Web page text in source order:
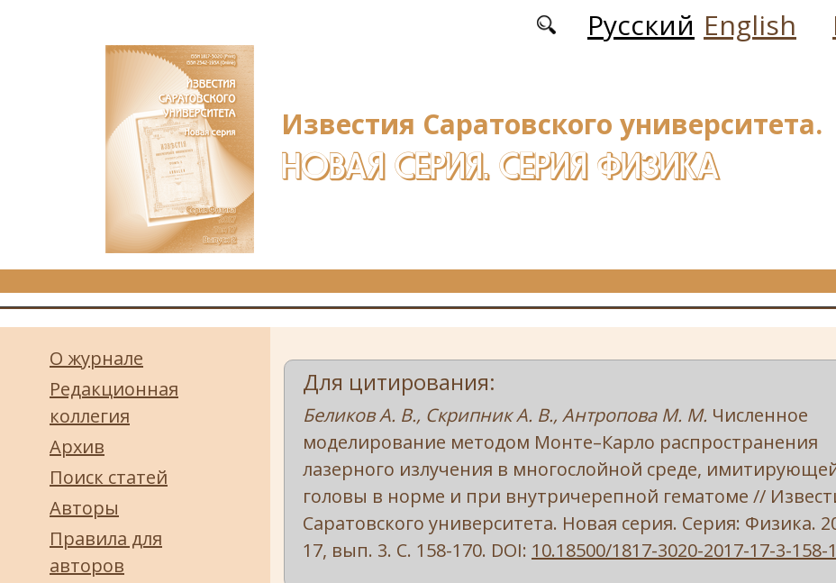
Русский English
Известия Саратовского университета.
НОВАЯ СЕРИЯ. СЕРИЯ ФИЗИКА
О журнале
Редакционная
коллегия
Архив
Поиск статей
Авторы
Правила для
авторов
Для цитирования:
Беликов А. В., Скрипник А. В., Антропова М. М. Численное
моделирование методом Монте–Карло распространения
лазерного излучения в многослойной среде,
головы в норме и при внутричерепной гематоме //
Саратовского университета. Новая серия. Серия: Физика.
17, вып. 3. С. 158-170. DOI: 10.18500/1817-3020-2017-17-3-158-